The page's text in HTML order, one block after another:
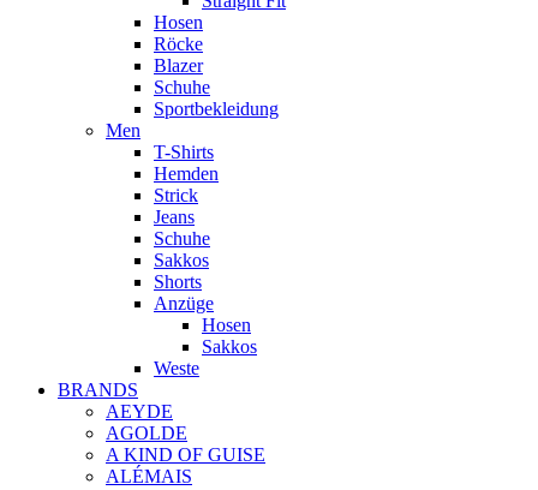
Hosen
Röcke
Blazer
Schuhe
Sportbekleidung
Men
T-Shirts
Hemden
Strick
Jeans
Schuhe
Sakkos
Shorts
Anzüge
Hosen
Sakkos
Weste
BRANDS
AEYDE
AGOLDE
A KIND OF GUISE
ALÉMAIS